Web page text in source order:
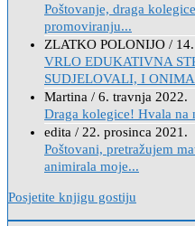
Poštovanje, draga
promoviranju...
ZLATKO POLONIJO /
VRLO EDUKATIVNA
SUDJELOVALI, I
Martina / 6. travnja 2022.
Draga kolegice! Hvala na
edita / 22. prosinca 2021.
Poštovani, pretražujem
animirala moje...
Posjetite knjigu gostiju